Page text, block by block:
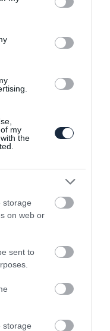
third-party tags to
in below Google
my
the
storage
on web or
sent to
storage